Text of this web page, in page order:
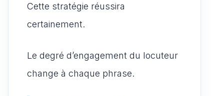
Cette stratégie réussira
certainement.
Le degré d’engagement du locuteur
change à chaque phrase.